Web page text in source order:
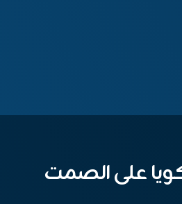
على الصمت